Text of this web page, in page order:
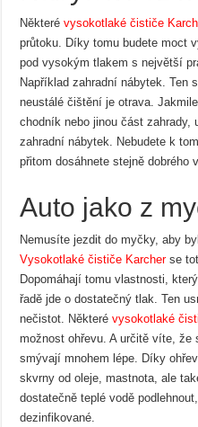
Některévysokotlaké čističe
průtoku. Díky tomu budete moct
pod vysokým tlakem s největší
Například zahradní nábytek. Ten
neustálé čištění je otrava.
chodník nebo jinou část zahrady,
zahradní nábytek. Nebudete k
přitom dosáhnete stejně dobrého
Auto jako z
Nemusíte jezdit do myčky, aby
Vysokotlaké čističe Karcherse
Dopomáhají tomu vlastnosti,
řadě jde o dostatečný tlak. Ten
nečistot. Některévysokotlaké
možnost ohřevu. A určitě víte, že
smývají mnohem lépe. Díky
skvrny od oleje, mastnota, ale
dostatečně teplé vodě
dezinfikované.